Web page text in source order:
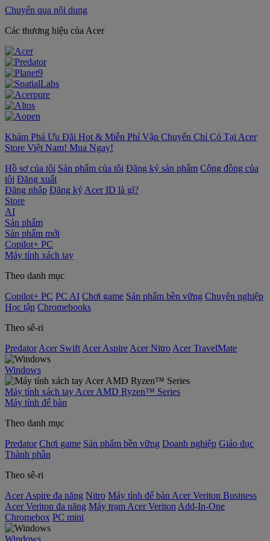
Chuyển qua nội dung
‌Các thương hiệu của Acer
Khám Phá Ưu Đãi Hot & Miễn Phí Vận Chuyển Chỉ Có Tại Acer
Store Việt Nam! Mua Ngay!
Hồ sơ của tôi Sản phẩm của tôi Đăng ký sản phẩm Cộng đồng của
tôi Đăng xuất
Đăng nhập Đăng ký Acer ID là gì?
Store
AI
Sản phẩm
Sản phẩm mới
Copilot+ PC
Máy tính xách tay
Theo danh mục
Copilot+ PC PC AI Chơi game Sản phẩm bền vững Chuyên nghiệp
Học tập Chromebooks
Theo sê-ri
Predator Acer Swift Acer Aspire Acer Nitro Acer TravelMate
Windows
Máy tính xách tay Acer AMD Ryzen™ Series
Máy tính để bàn
Theo danh mục
Predator Chơi game Sản phẩm bền vững Doanh nghiệp Giáo dục
Thành phần
Theo sê-ri
Acer Aspire đa năng Nitro Máy tính để bàn Acer Veriton Business
Acer Veriton đa năng Máy trạm Acer Veriton Add-In-One
Chromebox PC mini
Windows